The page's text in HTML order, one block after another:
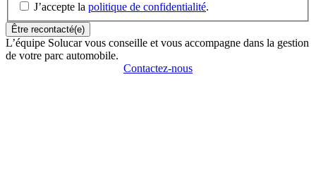
J’accepte la politique de confidentialité.
L’équipe Solucar vous conseille et vous accompagne dans la gestion
de votre parc automobile.
Contactez-nous